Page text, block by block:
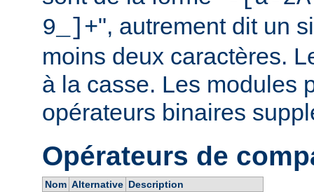
9_]+", autrement dit un
moins deux caractères.
à la casse. Les modules
opérateurs binaires
Opérateurs de
Nom Alternative Description